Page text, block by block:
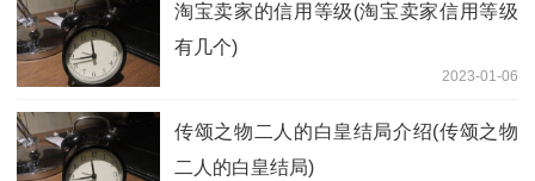
淘宝卖家的信用等级(淘宝卖家信用等级
有几个)
2023-01-06
传颂之物二人的白皇结局介绍(传颂之物
二人的白皇结局)